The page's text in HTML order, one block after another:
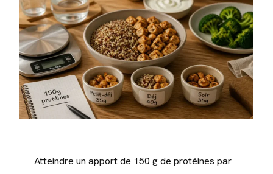
Atteindre un apport de 150 g de protéines par